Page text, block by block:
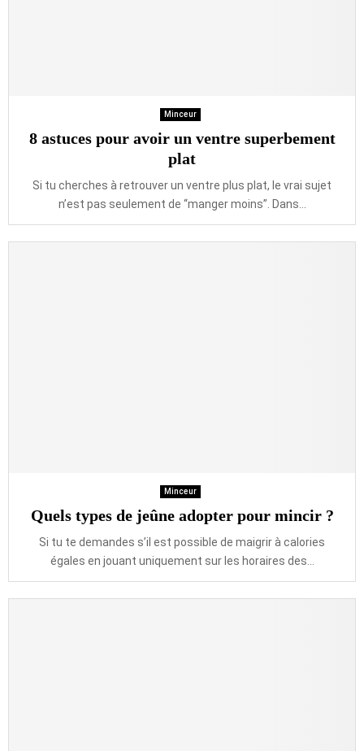
Minceur
8 astuces pour avoir un ventre superbement
plat
Si tu cherches à retrouver un ventre plus plat, le vrai sujet
n’est pas seulement de “manger moins”. Dans...
Minceur
Quels types de jeûne adopter pour mincir ?
Si tu te demandes s’il est possible de maigrir à calories
égales en jouant uniquement sur les horaires des...